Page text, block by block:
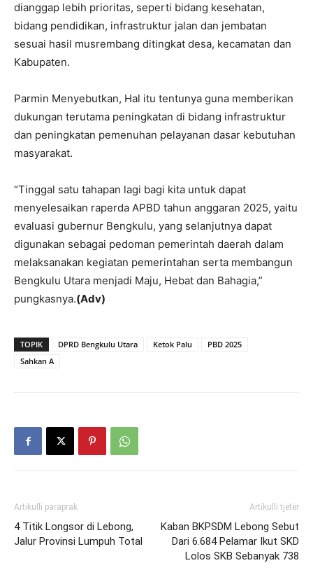
dianggap lebih prioritas, seperti bidang kesehatan,
bidang pendidikan, infrastruktur jalan dan jembatan
sesuai hasil musrembang ditingkat desa, kecamatan dan
Kabupaten.
Parmin Menyebutkan, Hal itu tentunya guna memberikan
dukungan terutama peningkatan di bidang infrastruktur
dan peningkatan pemenuhan pelayanan dasar kebutuhan
masyarakat.
“Tinggal satu tahapan lagi bagi kita untuk dapat
menyelesaikan raperda APBD tahun anggaran 2025, yaitu
evaluasi gubernur Bengkulu, yang selanjutnya dapat
digunakan sebagai pedoman pemerintah daerah dalam
melaksanakan kegiatan pemerintahan serta membangun
Bengkulu Utara menjadi Maju, Hebat dan Bahagia,”
pungkasnya.(Adv)
TOPIK DPRD Bengkulu Utara Ketok Palu
PBD 2025
Sahkan A
Artikulli paraprak
4 Titik Longsor di Lebong,
Jalur Provinsi Lumpuh Total
Artikulli tjetër
Kaban BKPSDM Lebong Sebut
Dari 6.684 Pelamar Ikut SKD
Lolos SKB Sebanyak 738